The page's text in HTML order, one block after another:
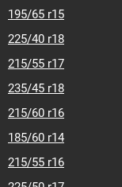
195/65 r15
225/40 r18
215/55 r17
235/45 r18
215/60 r16
185/60 r14
215/55 r16